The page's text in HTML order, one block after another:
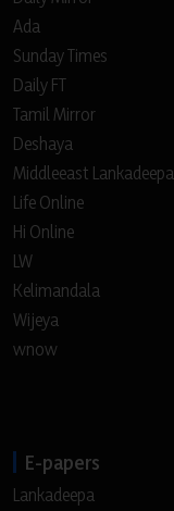
Ada
Sunday Times
Daily FT
Tamil Mirror
Deshaya
Middleeast Lankadeepa
Life Online
Hi Online
LW
Kelimandala
Wijeya
wnow
E-papers
Lankadeepa